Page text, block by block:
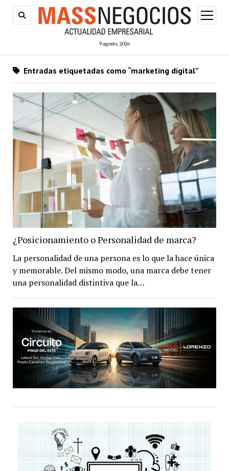
9 agosto, 2026
abrir
menú
Entradas etiquetadas como “marketing digital”
¿Posicionamiento o Personalidad de marca?
La personalidad de una persona es lo que la hace única
y memorable. Del mismo modo, una marca debe tener
una personalidad distintiva que la…